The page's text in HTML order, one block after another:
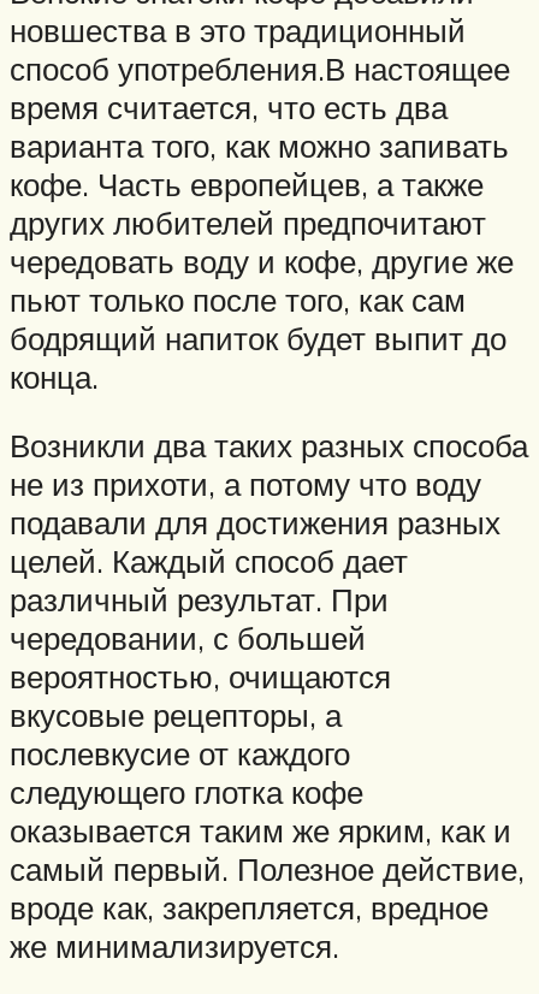
новшества в это традиционный
способ употребления.В настоящее
время считается, что есть два
варианта того, как можно запивать
кофе. Часть европейцев, а также
других любителей предпочитают
чередовать воду и кофе, другие же
пьют только после того, как сам
бодрящий напиток будет выпит до
конца.
Возникли два таких разных способа
не из прихоти, а потому что воду
подавали для достижения разных
целей. Каждый способ дает
различный результат. При
чередовании, с большей
вероятностью, очищаются
вкусовые рецепторы, а
послевкусие от каждого
следующего глотка кофе
оказывается таким же ярким, как и
самый первый. Полезное действие,
вроде как, закрепляется, вредное
же минимализируется.